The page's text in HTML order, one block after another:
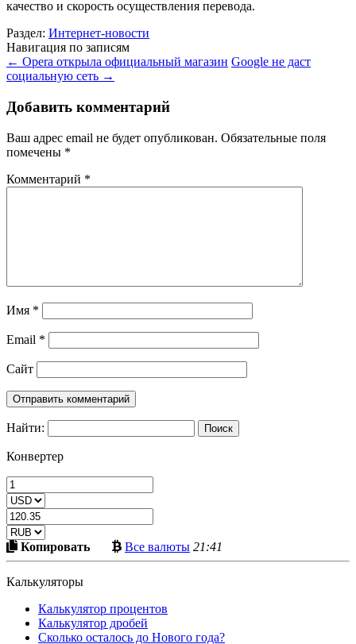
качество и скорость осуществления перевода.
Раздел: Интернет-новости
Навигация по записям
← Opera открыла официальный магазин Google не даст
социальную сеть →
Добавить комментарий
Ваш адрес email не будет опубликован. Обязательные поля
помечены *
Комментарий *
Имя *
Email *
Сайт
Найти:
Конвертер
КопироватьСкопировать
в
Все валютыБольше
криптовалют
21:41
Калькуляторы
Калькулятор процентов
Калькулятор дробей
Сколько осталось до Нового года?